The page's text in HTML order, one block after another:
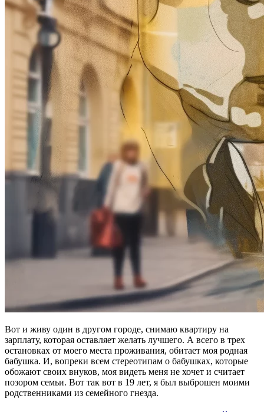
Вот и живу один в другом городе, снимаю квартиру на
зарплату, которая оставляет желать лучшего. А всего в трех
остановках от моего места проживания, обитает моя родная
бабушка. И, вопреки всем стереотипам о бабушках, которые
обожают своих внуков, моя видеть меня не хочет и считает
позором семьи. Вот так вот в 19 лет, я был выброшен моими
родственниками из семейного гнезда.